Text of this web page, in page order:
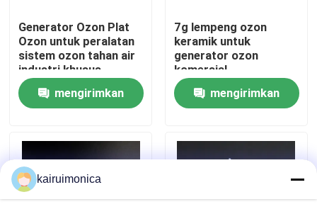
Tur Pabrik
Kontrol kualitas
Hubungi kami
Berita
Permintaan Penawaran
Generator Ozon Plat
Ozon untuk peralatan
sistem ozon tahan air
industri khusus
mengirimkan
7g lempeng ozon
keramik untuk
generator ozon
komersial
mengirimkan
kairuimonica